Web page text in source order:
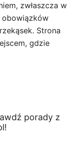
zwłaszcza w
obowiązków
Strona
gdzie
porady z